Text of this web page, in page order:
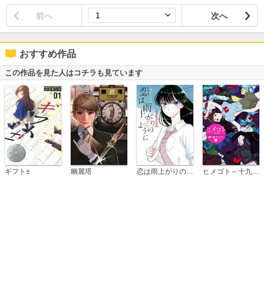
前へ 次へ
おすすめ作品
この作品を見た人はコチラも見ています
ギフト± 幽麗塔 ヒメゴト～十九歳の制服～